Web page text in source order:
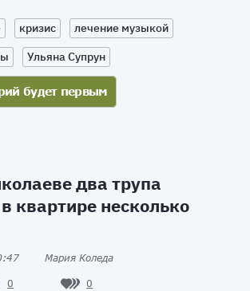
кризис
лечение музыкой
Ульяна Супрун
два трупа
квартире несколько
Мария Коледа
0 0